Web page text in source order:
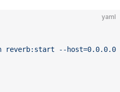
yaml
reverb:start --host=0.0.0.0